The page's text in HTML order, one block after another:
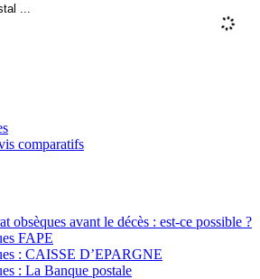
comparatifs
obsèques avant le décès : est-ce possible ?
FAPE
: CAISSE D’EPARGNE
: La Banque postale